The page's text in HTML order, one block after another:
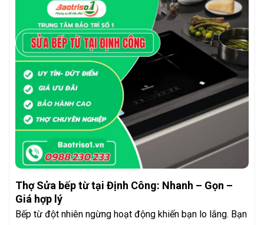
Thợ Sửa bếp từ tại Định Công: Nhanh – Gọn –
Giá hợp lý
Bếp từ đột nhiên ngừng hoạt động khiến bạn lo lắng. Bạn